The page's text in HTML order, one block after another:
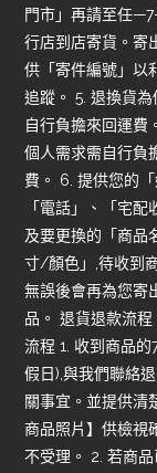
門市」再請至任
行店到店寄貨。寄
供「寄件編號」以
追蹤。 5. 退換貨為
自行負擔來回運費
個人需求需自行負
費。 6. 提供您的「
「電話」、「宅配
及要更換的「商品
寸/顏色」,待收到
無誤後會再為您寄
品。 退貨退款流
流程 1. 收到商品的
假日),與我們聯絡
關事宜。並提供清
商品照片】供檢視
不受理。 2. 若商品